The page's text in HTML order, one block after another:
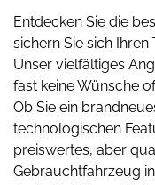
Entdecken Sie die
sichern Sie sich
Unser vielfältiges
fast keine Wünsche
Ob Sie ein
technologischen
preiswertes, aber
Gebrauchtfahrzeug